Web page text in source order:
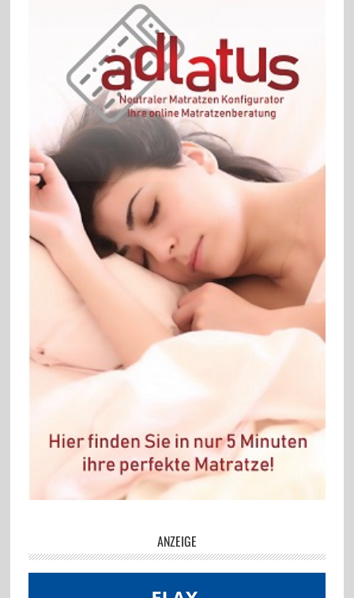
ANZEIGE